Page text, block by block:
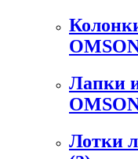
Лапки
Лотки